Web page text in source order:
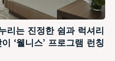
리는 진정한 쉼과 럭셔리
‘웰니스’ 프로그램 런칭